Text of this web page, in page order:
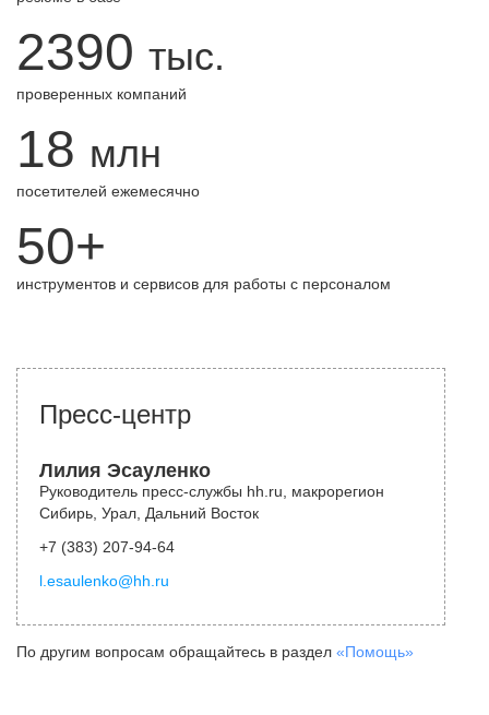
2390 тыс.
проверенных компаний
18 млн
посетителей ежемесячно
50+
инструментов и сервисов для работы с персоналом
Пресс-центр
Лилия Эсауленко
Руководитель пресс-службы hh.ru, макрорегион
Сибирь, Урал, Дальний Восток
+7 (383) 207-94-64
l.esaulenko@hh.ru
По другим вопросам обращайтесь в раздел «Помощь»